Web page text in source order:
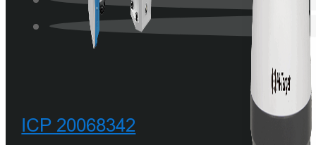
ICP 20068342